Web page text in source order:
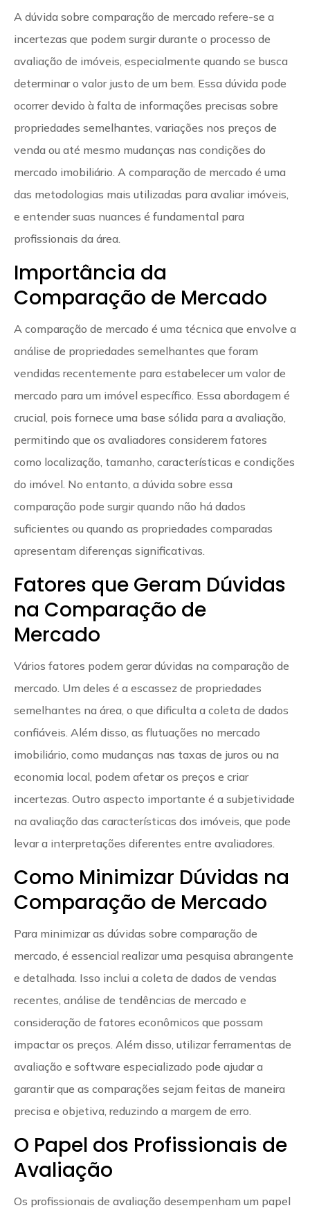
A dúvida sobre comparação de mercado refere-se a
incertezas que podem surgir durante o processo de
avaliação de imóveis, especialmente quando se busca
determinar o valor justo de um bem. Essa dúvida pode
ocorrer devido à falta de informações precisas sobre
propriedades semelhantes, variações nos preços de
venda ou até mesmo mudanças nas condições do
mercado imobiliário. A comparação de mercado é uma
das metodologias mais utilizadas para avaliar imóveis,
e entender suas nuances é fundamental para
profissionais da área.
Importância da
Comparação de Mercado
A comparação de mercado é uma técnica que envolve a
análise de propriedades semelhantes que foram
vendidas recentemente para estabelecer um valor de
mercado para um imóvel específico. Essa abordagem é
crucial, pois fornece uma base sólida para a avaliação,
permitindo que os avaliadores considerem fatores
como localização, tamanho, características e condições
do imóvel. No entanto, a dúvida sobre essa
comparação pode surgir quando não há dados
suficientes ou quando as propriedades comparadas
apresentam diferenças significativas.
Fatores que Geram Dúvidas
na Comparação de
Mercado
Vários fatores podem gerar dúvidas na comparação de
mercado. Um deles é a escassez de propriedades
semelhantes na área, o que dificulta a coleta de dados
confiáveis. Além disso, as flutuações no mercado
imobiliário, como mudanças nas taxas de juros ou na
economia local, podem afetar os preços e criar
incertezas. Outro aspecto importante é a subjetividade
na avaliação das características dos imóveis, que pode
levar a interpretações diferentes entre avaliadores.
Como Minimizar Dúvidas na
Comparação de Mercado
Para minimizar as dúvidas sobre comparação de
mercado, é essencial realizar uma pesquisa abrangente
e detalhada. Isso inclui a coleta de dados de vendas
recentes, análise de tendências de mercado e
consideração de fatores econômicos que possam
impactar os preços. Além disso, utilizar ferramentas de
avaliação e software especializado pode ajudar a
garantir que as comparações sejam feitas de maneira
precisa e objetiva, reduzindo a margem de erro.
O Papel dos Profissionais de
Avaliação
Os profissionais de avaliação desempenham um papel